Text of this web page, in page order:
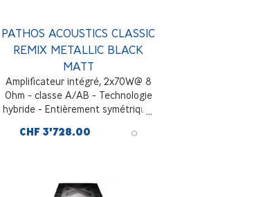
PATHOS ACOUSTICS CLASSIC
REMIX METALLIC BLACK
MATT
Amplificateur intégré, 2x70W@ 8
Ohm - classe A/AB - Technologie
hybride - Entièrement symétrique,
XLR, métallisé Noir mate.
CHF 3'728.00